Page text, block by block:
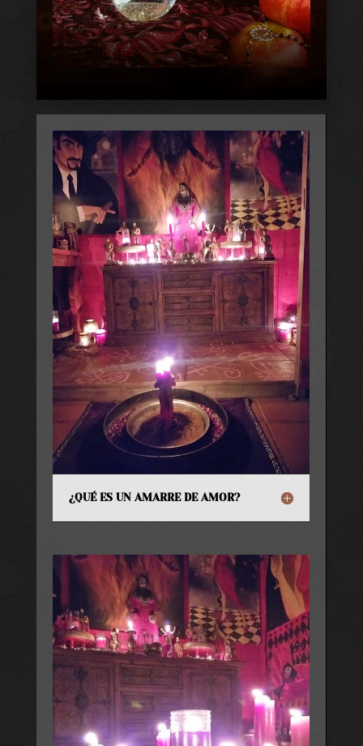
¿QUÉ ES UN AMARRE DE AMOR?